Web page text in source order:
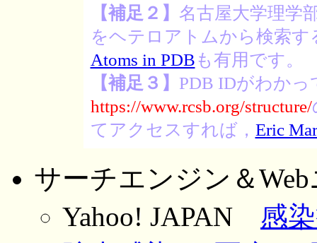
【補足２】 名古屋大学理学
をヘテロアトムから検索す
Atoms in PDBも有用です。
【補足３】 PDB IDがわか
https://www.rcsb.org/structure/
てアクセスすれば， Eric
サーチエンジン＆
Yahoo! JAPAN 感